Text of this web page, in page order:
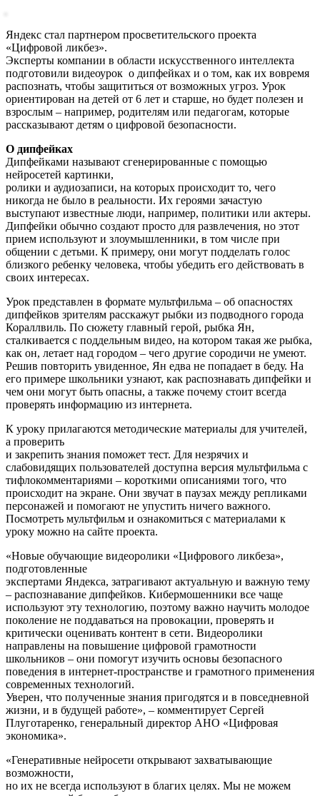
Яндекс стал партнером просветительского проекта
«Цифровой ликбез».
Эксперты компании в области искусственного интеллекта
подготовили видеоурок о дипфейках и о том, как их вовремя
распознать, чтобы защититься от возможных угроз. Урок
ориентирован на детей от 6 лет и старше, но будет полезен и
взрослым – например, родителям или педагогам, которые
рассказывают детям о цифровой безопасности.
О дипфейках
Дипфейками называют сгенерированные с помощью
нейросетей картинки,
ролики и аудиозаписи, на которых происходит то, чего
никогда не было в реальности. Их героями зачастую
выступают известные люди, например, политики или актеры.
Дипфейки обычно создают просто для развлечения, но этот
прием используют и злоумышленники, в том числе при
общении с детьми. К примеру, они могут подделать голос
близкого ребенку человека, чтобы убедить его действовать в
своих интересах.
Урок представлен в формате мультфильма – об опасностях
дипфейков зрителям расскажут рыбки из подводного города
Кораллвиль. По сюжету главный герой, рыбка Ян,
сталкивается с поддельным видео, на котором такая же рыбка,
как он, летает над городом – чего другие сородичи не умеют.
Решив повторить увиденное, Ян едва не попадает в беду. На
его примере школьники узнают, как распознавать дипфейки и
чем они могут быть опасны, а также почему стоит всегда
проверять информацию из интернета.
К уроку прилагаются методические материалы для учителей,
а проверить
и закрепить знания поможет тест. Для незрячих и
слабовидящих пользователей доступна версия мультфильма с
тифлокомментариями – короткими описаниями того, что
происходит на экране. Они звучат в паузах между репликами
персонажей и помогают не упустить ничего важного.
Посмотреть мультфильм и ознакомиться с материалами к
уроку можно на сайте проекта.
«Новые обучающие видеоролики «Цифрового ликбеза»,
подготовленные
экспертами Яндекса, затрагивают актуальную и важную тему
– распознавание дипфейков. Кибермошенники все чаще
используют эту технологию, поэтому важно научить молодое
поколение не поддаваться на провокации, проверять и
критически оценивать контент в сети. Видеоролики
направлены на повышение цифровой грамотности
школьников – они помогут изучить основы безопасного
поведения в интернет-пространстве и грамотного применения
современных технологий.
Уверен, что полученные знания пригодятся и в повседневной
жизни, и в будущей работе», – комментирует Сергей
Плуготаренко, генеральный директор АНО «Цифровая
экономика».
«Генеративные нейросети открывают захватывающие
возможности,
но их не всегда используют в благих целях. Мы не можем